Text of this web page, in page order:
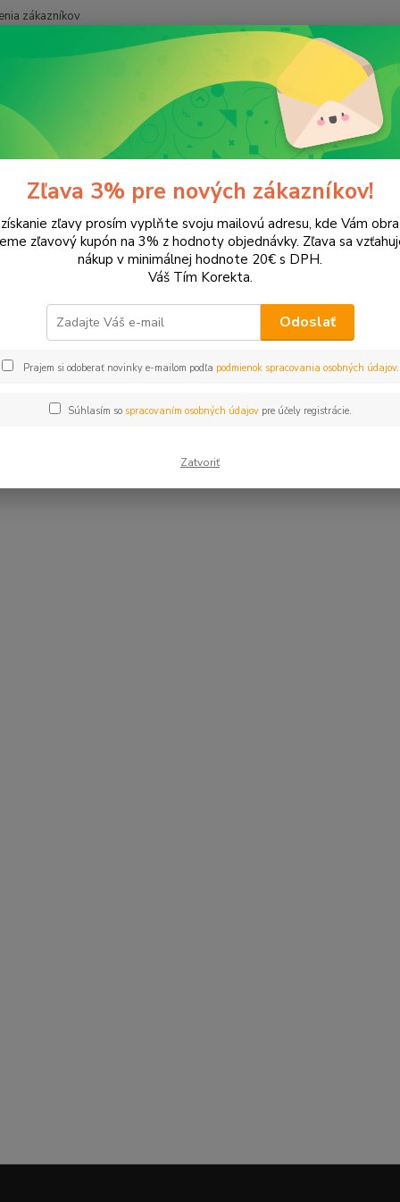
zákazníkov
a náplne do tlačiarní Hewlett Packard HP LaserJet
3200
nebol nájdený žiadny tovar.
Zľava 3% pre nových zákazníkov!
zľavy prosím vyplňte svoju mailovú adresu, kde Vám
zľavový kupón na 3% z hodnoty objednávky. Zľava sa
nákup v minimálnej hodnote 20€ s DPH.
Váš Tím Korekta.
Odoslať
Prajem si odoberať novinky e-mailom podľa podmienok spracovania osobných údajov.
Súhlasím so spracovaním osobných údajovpre účely registrácie.
Zatvoriť